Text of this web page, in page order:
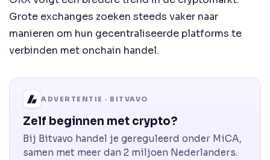
Grote exchanges zoeken steeds vaker naar
manieren om hun gecentraliseerde platforms te
verbinden met onchain handel.
ADVERTENTIE · BITVAVO
Zelf beginnen met crypto?
Bij Bitvavo handel je gereguleerd onder MiCA,
samen met meer dan 2 miljoen Nederlanders.